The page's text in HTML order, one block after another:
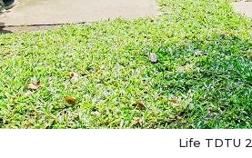
Life TDTU 2